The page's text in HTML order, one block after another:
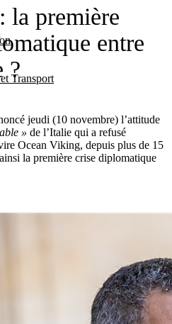
Transport
la première
entre
?
jeudi (10 novembre) l’attitude
» de l’Italie qui a refusé
Ocean Viking, depuis plus de 15
la première crise diplomatique